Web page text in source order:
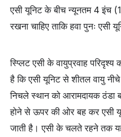
एसी यूनिट के बीच न्यूनतम 4 इंच
रखना चाहिए ताकि हवा पुनः एसी
स्प्लिट एसी के वायुप्रवाह
है कि एसी यूनिट से शीतल वायु
निचले स्थान को आरामदायक ठंडा
होने से ऊपर की ओर बह कर एसी
जाती है। एसी के चलते रहने तक